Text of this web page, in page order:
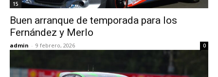
15
Buen arranque de temporada para los
Fernández y Merlo
admin - 9 febrero, 2026 0